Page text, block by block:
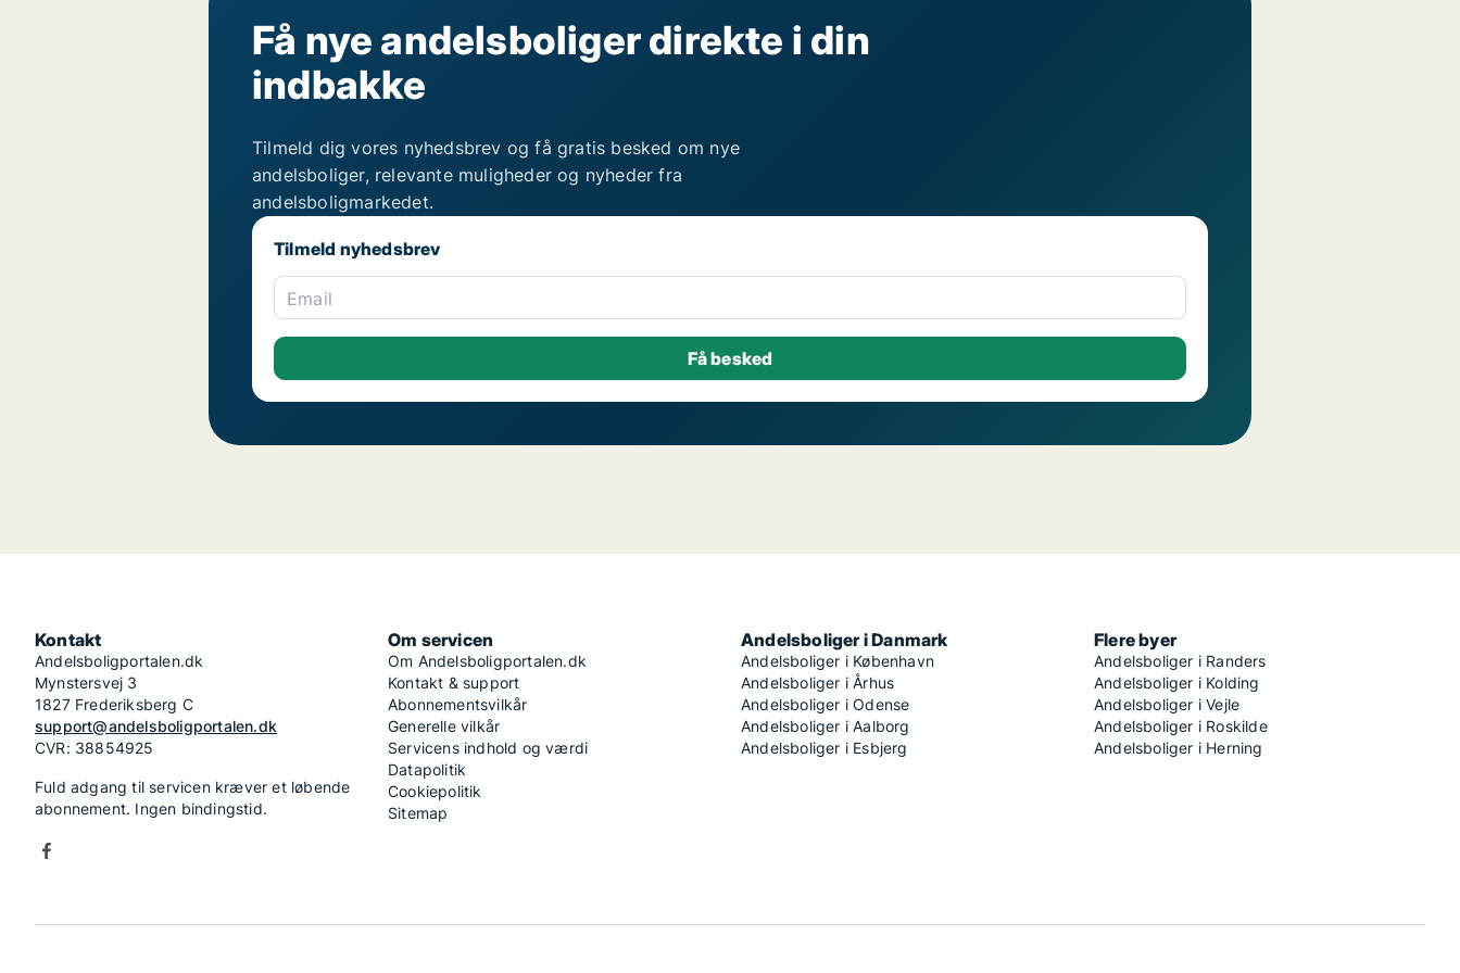
Få nye andelsboliger direkte i din
indbakke
Tilmeld dig vores nyhedsbrev og få gratis besked om nye
andelsboliger, relevante muligheder og nyheder fra
andelsboligmarkedet.
Tilmeld nyhedsbrev
Email
Kontakt
Andelsboligportalen.dk
Mynstersvej 3
1827 Frederiksberg C
support@andelsboligportalen.dk
CVR: 38854925
Fuld adgang til servicen kræver et løbende
abonnement. Ingen bindingstid.
Om servicen
Om Andelsboligportalen.dk
Kontakt & support
Abonnementsvilkår
Generelle vilkår
Servicens indhold og værdi
Datapolitik
Cookiepolitik
Sitemap
Andelsboliger i Danmark
Andelsboliger i København
Andelsboliger i Århus
Andelsboliger i Odense
Andelsboliger i Aalborg
Andelsboliger i Esbjerg
Flere byer
Andelsboliger i Randers
Andelsboliger i Kolding
Andelsboliger i Vejle
Andelsboliger i Roskilde
Andelsboliger i Herning